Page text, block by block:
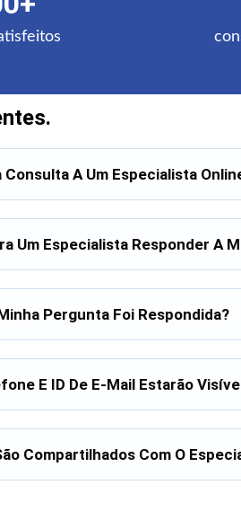
Consulta A Um Especialista
Um Especialista Responder A
Pergunta Foi Respondida?
E ID De E-Mail Estarão
Compartilhados Com O